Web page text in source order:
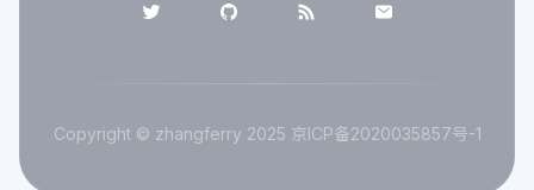
Copyright © zhangferry 2025 京ICP备2020035857号-1